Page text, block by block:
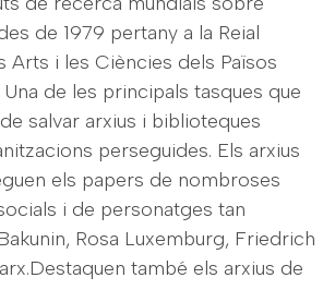
de 1979 pertany a la Reial
Arts i les Ciències dels Països
de les principals tasques que
salvar arxius i biblioteques
perseguides. Els arxius
els papers de nombroses
i de personatges tan
Rosa Luxemburg, Friedrich
també els arxius de